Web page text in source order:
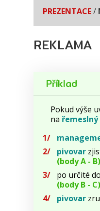
PREZENTACE/
REKLAMA
Příklad
Pokud výše
na řemeslný
pivovar
(body A - B)
po určité
(body B - C)
pivovar